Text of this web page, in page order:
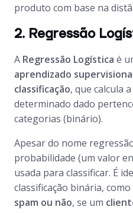
produto com base na
2. Regressão
A Regressão Logística é
aprendizado
classificação, que calcula a
determinado dado
categorias (binário).
Apesar do nome
probabilidade (um valor
usada para classificar. É
classificação binária,
spam ou não, se um